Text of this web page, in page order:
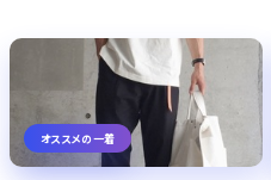
オススメの一着